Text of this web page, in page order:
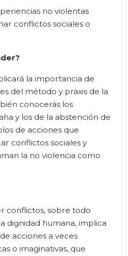
no violentas
conflictos sociales o
la importancia de
del método y praxis de la
conocerás los
y los de la abstención de
de acciones que
conflictos sociales y
la no violencia como
conflictos, sobre todo
dignidad humana, implica
acciones a veces
o imaginativas, que